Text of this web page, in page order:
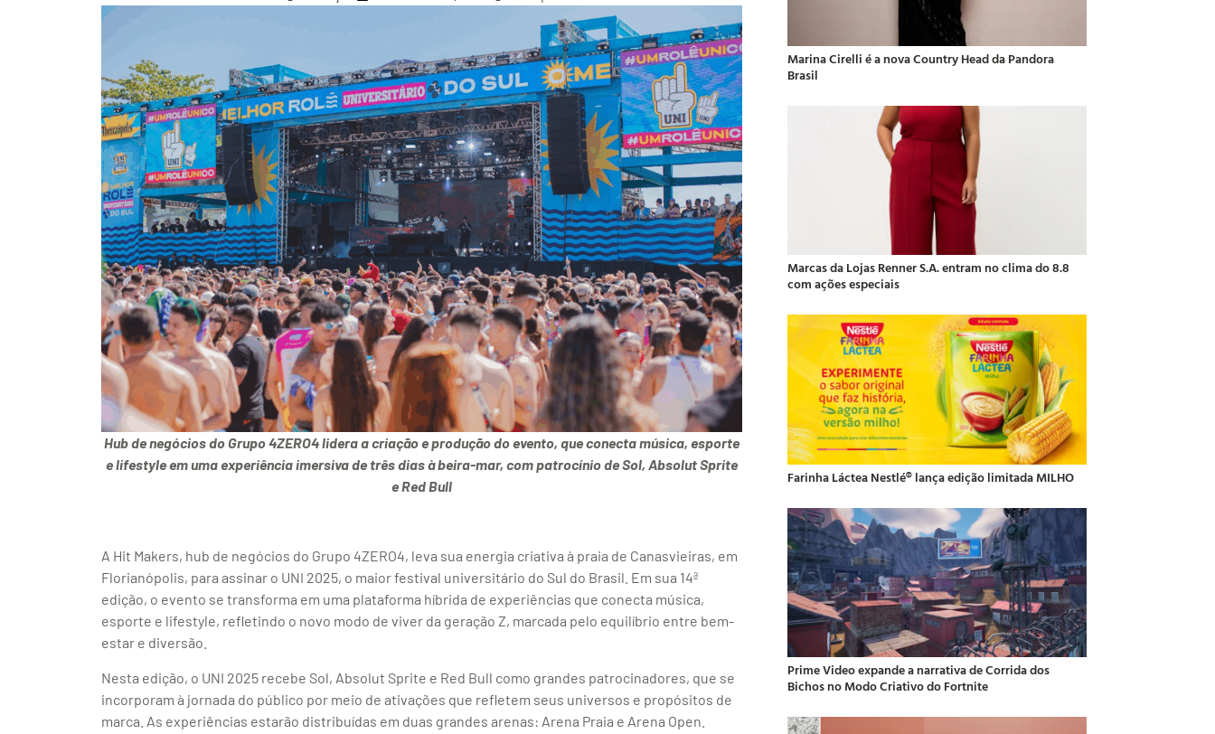
Hub de negócios do Grupo 4ZERO4 lidera a criação e produção do evento, que conecta música, esporte
e lifestyle em uma experiência imersiva de três dias à beira-mar, com patrocínio de Sol, Absolut Sprite
e Red Bull
A Hit Makers, hub de negócios do Grupo 4ZERO4, leva sua energia criativa à praia de Canasvieiras, em
Florianópolis, para assinar o UNI 2025, o maior festival universitário do Sul do Brasil. Em sua 14ª
edição, o evento se transforma em uma plataforma híbrida de experiências que conecta música,
esporte e lifestyle, refletindo o novo modo de viver da geração Z, marcada pelo equilíbrio entre bem-
estar e diversão.
Nesta edição, o UNI 2025 recebe Sol, Absolut Sprite e Red Bull como grandes patrocinadores, que se
incorporam à jornada do público por meio de ativações que refletem seus universos e propósitos de
marca. As experiências estarão distribuídas em duas grandes arenas: Arena Praia e Arena Open.
Marina Cirelli é a nova Country Head da Pandora
Brasil
Marcas da Lojas Renner S.A. entram no clima do 8.8
com ações especiais
Farinha Láctea Nestlé® lança edição limitada MILHO
Prime Video expande a narrativa de Corrida dos
Bichos no Modo Criativo do Fortnite